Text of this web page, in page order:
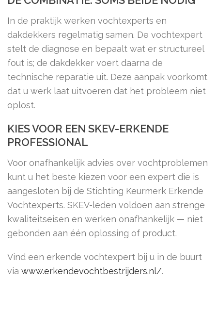
In de praktijk werken vochtexperts en
dakdekkers regelmatig samen. De vochtexpert
stelt de diagnose en bepaalt wat er structureel
fout is; de dakdekker voert daarna de
technische reparatie uit. Deze aanpak voorkomt
dat u werk laat uitvoeren dat het probleem niet
oplost.
KIES VOOR EEN SKEV-ERKENDE
PROFESSIONAL
Voor onafhankelijk advies over vochtproblemen
kunt u het beste kiezen voor een expert die is
aangesloten bij de Stichting Keurmerk Erkende
Vochtexperts. SKEV-leden voldoen aan strenge
kwaliteitseisen en werken onafhankelijk — niet
gebonden aan één oplossing of product.
Vind een erkende vochtexpert bij u in de buurt
via www.erkendevochtbestrijders.nl/.